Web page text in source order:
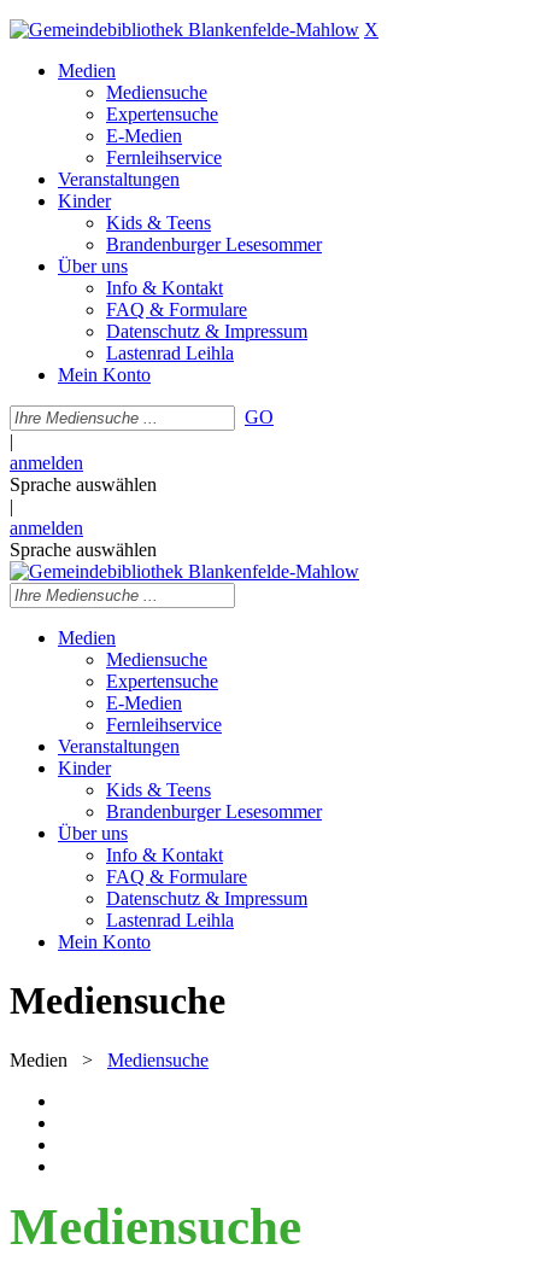
X
Medien
Mediensuche
Expertensuche
E-Medien
Fernleihservice
Veranstaltungen
Kinder
Kids & Teens
Brandenburger Lesesommer
Über uns
Info & Kontakt
FAQ & Formulare
Datenschutz & Impressum
Lastenrad Leihla
Mein Konto
GO
|
anmelden
Sprache auswählen
|
anmelden
Sprache auswählen
Medien
Mediensuche
Expertensuche
E-Medien
Fernleihservice
Veranstaltungen
Kinder
Kids & Teens
Brandenburger Lesesommer
Über uns
Info & Kontakt
FAQ & Formulare
Datenschutz & Impressum
Lastenrad Leihla
Mein Konto
Mediensuche
Medien > Mediensuche
Mediensuche